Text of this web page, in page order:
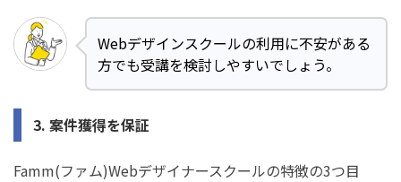
は本当？
Famm(ファム)Webデザイナースクールの勧誘の断り方
は？
Famm(ファム)Webデザイナースクールは解約できないって
Famm(ファム)Webデザイナースクールで後悔した人の理
Webデザインスクールの利用に不安がある
方でも受講を検討しやすいでしょう。
3. 案件獲得を保証
Famm(ファム)Webデザイナースクールの特徴の3つ目